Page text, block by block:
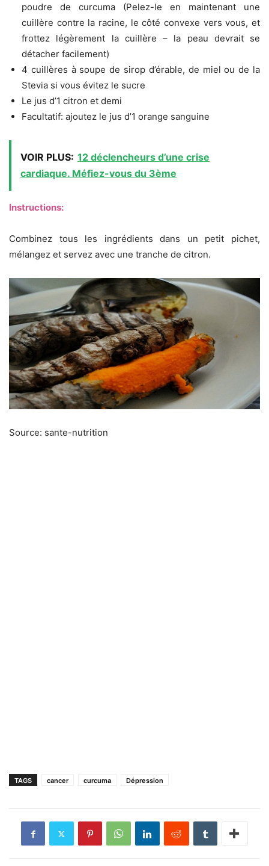
poudre de curcuma (Pelez-le en maintenant une
cuillère contre la racine, le côté convexe vers vous, et
frottez légèrement la cuillère – la peau devrait se
détacher facilement)
4 cuillères à soupe de sirop d’érable, de miel ou de la
Stevia si vous évitez le sucre
Le jus d’1 citron et demi
Facultatif: ajoutez le jus d’1 orange sanguine
VOIR PLUS: 12 déclencheurs d’une crise
cardiaque. Méfiez-vous du 3ème
Instructions:
Combinez tous les ingrédients dans un petit pichet,
mélangez et servez avec une tranche de citron.
Source: sante-nutrition
TAGS cancer curcuma Dépression